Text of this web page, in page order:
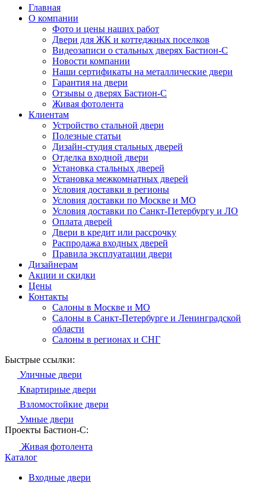
Главная
О компании
Фото и цены наших работ
Двери для ЖК и коттеджных поселков
Видеозаписи о стальных дверях Бастион-С
Новости компании
Наши сертификаты на металлические двери
Гарантия на двери
Отзывы о дверях Бастион-С
Живая фотолента
Клиентам
Устройство стальной двери
Полезные статьи
Дизайн-студия стальных дверей
Отделка входной двери
Установка стальных дверей
Установка межкомнатных дверей
Условия доставки в регионы
Условия доставки по Москве и МО
Условия доставки по Санкт-Петербургу и ЛО
Оплата дверей
Двери в кредит или рассрочку
Распродажа входных дверей
Правила эксплуатации двери
Дизайнерам
Акции и скидки
Цены
Контакты
Салоны в Москве и МО
Салоны в Санкт-Петербурге и Ленинградской
области
Салоны в регионах и СНГ
Быстрые ссылки:
Уличные двери
Квартирные двери
Взломостойкие двери
Умные двери
Проекты Бастион-С:
Живая фотолента
Каталог
Входные двери